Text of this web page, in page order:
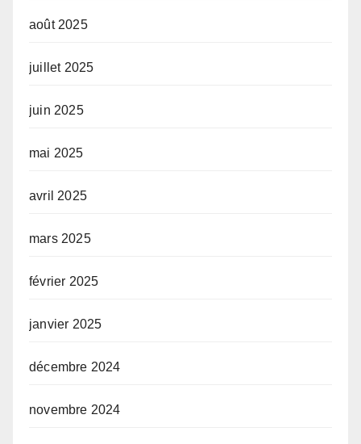
août 2025
juillet 2025
juin 2025
mai 2025
avril 2025
mars 2025
février 2025
janvier 2025
décembre 2024
novembre 2024